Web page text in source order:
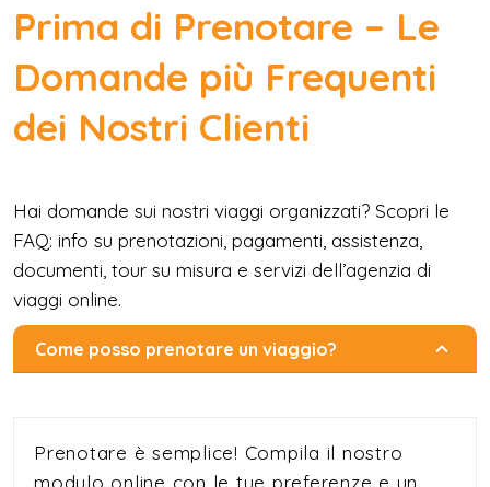
Prima di Prenotare – Le
Domande più Frequenti
dei Nostri Clienti
Hai domande sui nostri viaggi organizzati? Scopri le
FAQ: info su prenotazioni, pagamenti, assistenza,
documenti, tour su misura e servizi dell’agenzia di
viaggi online.
Come posso prenotare un viaggio?
Prenotare è semplice! Compila il nostro
modulo online con le tue preferenze e un